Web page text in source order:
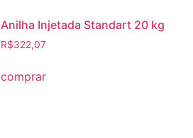
Anilha Injetada Standart 20 kg
R$322,07
comprar